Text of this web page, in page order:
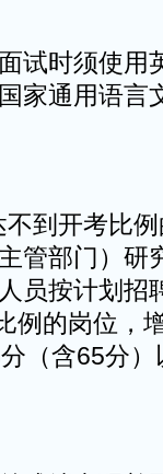
试时须使用
家通用语言
到开考比
管部门）研
员按计划招
例的岗位，
（含65分